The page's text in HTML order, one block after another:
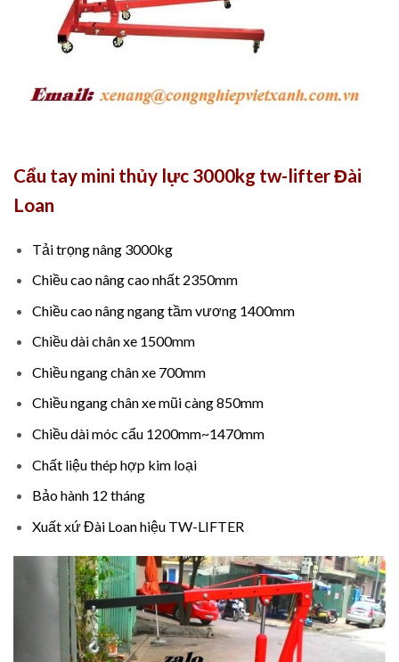
Cẩu tay mini thủy lực 3000kg tw-lifter Đài
Loan
Tải trọng nâng 3000kg
Chiều cao nâng cao nhất 2350mm
Chiều cao nâng ngang tầm vương 1400mm
Chiều dài chân xe 1500mm
Chiều ngang chân xe 700mm
Chiều ngang chân xe mũi càng 850mm
Chiều dài móc cẩu 1200mm~1470mm
Chất liệu thép hợp kim loại
Bảo hành 12 tháng
Xuất xứ Đài Loan hiệu TW-LIFTER